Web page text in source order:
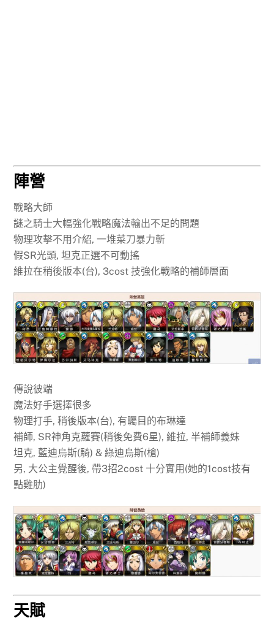
陣營
戰略大師
謎之騎士大幅強化戰略魔法輸出不足的問題
物理攻擊不用介紹, 一堆菜刀暴力斬
假SR光頭, 坦克正選不可動搖
維拉在稍後版本(台), 3cost 技強化戰略的補師層面
傳說彼端
魔法好手選擇很多
物理打手, 稍後版本(台), 有矚目的布琳達
補師, SR神角克蘿賽(稍後免費6星), 維拉, 半補師義妹
坦克, 藍迪烏斯(騎) & 綠迪烏斯(槍)
另, 大公主覺醒後, 帶3招2cost 十分實用(她的1cost技有
點雞肋)
天賦